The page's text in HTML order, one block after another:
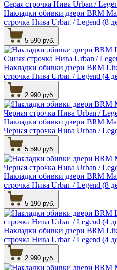
Накладки обивки двери BRM
строчка Нива Urban / Legend (8
5 590 руб.
Накладки обивки двери BRM
строчка Нива Urban / Legend (4
2 990 руб.
Накладки обивки двери BRM
Черная строчка Нива Urban /
5 590 руб.
Накладки обивки двери BRM
строчка Нива Urban / Legend (8
5 190 руб.
Накладки обивки двери BRM
строчка Нива Urban / Legend (4
2 990 руб.